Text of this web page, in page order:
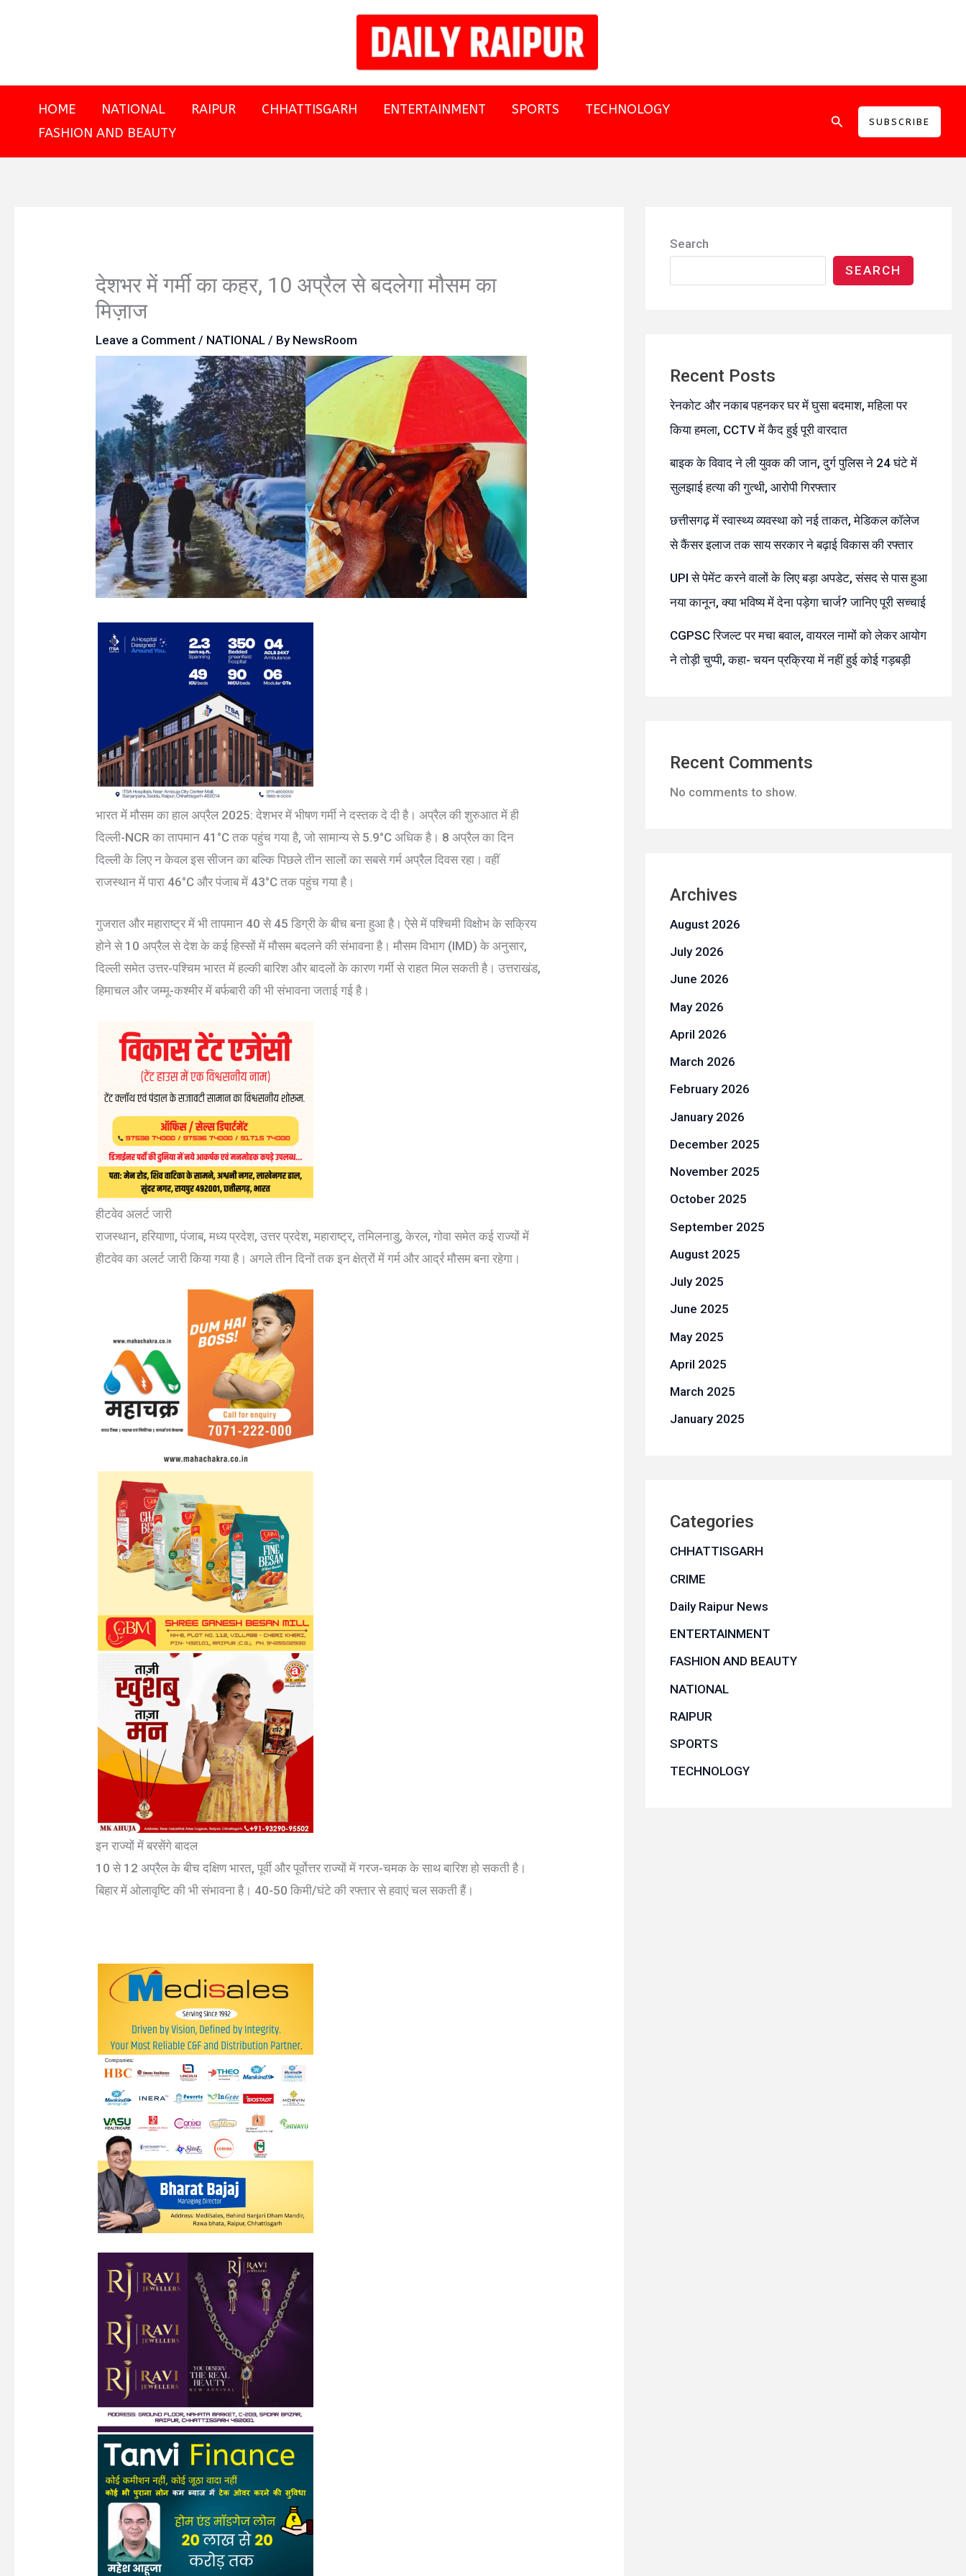
HOME NATIONAL RAIPUR CHHATTISGARH ENTERTAINMENT SPORTS
TECHNOLOGY
FASHION AND BEAUTY
SearchSUBSCRIBE
देशभर में गर्मी का कहर, 10 अप्रैल से बदलेगा मौसम का
मिज़ाज
Leave a Comment / NATIONAL / By NewsRoom
भारत में मौसम का हाल अप्रैल 2025: देशभर में भीषण गर्मी ने दस्तक दे दी है। अप्रैल की शुरुआत में ही
दिल्ली-NCR का तापमान 41°C तक पहुंच गया है, जो सामान्य से 5.9°C अधिक है। 8 अप्रैल का दिन
दिल्ली के लिए न केवल इस सीजन का बल्कि पिछले तीन सालों का सबसे गर्म अप्रैल दिवस रहा। वहीं
राजस्थान में पारा 46°C और पंजाब में 43°C तक पहुंच गया है।
गुजरात और महाराष्ट्र में भी तापमान 40 से 45 डिग्री के बीच बना हुआ है। ऐसे में पश्चिमी विक्षोभ के सक्रिय
होने से 10 अप्रैल से देश के कई हिस्सों में मौसम बदलने की संभावना है। मौसम विभाग (IMD) के अनुसार,
दिल्ली समेत उत्तर-पश्चिम भारत में हल्की बारिश और बादलों के कारण गर्मी से राहत मिल सकती है। उत्तराखंड,
हिमाचल और जम्मू-कश्मीर में बर्फबारी की भी संभावना जताई गई है।
हीटवेव अलर्ट जारी
राजस्थान, हरियाणा, पंजाब, मध्य प्रदेश, उत्तर प्रदेश, महाराष्ट्र, तमिलनाडु, केरल, गोवा समेत कई राज्यों में
हीटवेव का अलर्ट जारी किया गया है। अगले तीन दिनों तक इन क्षेत्रों में गर्म और आर्द्र मौसम बना रहेगा।
इन राज्यों में बरसेंगे बादल
10 से 12 अप्रैल के बीच दक्षिण भारत, पूर्वी और पूर्वोत्तर राज्यों में गरज-चमक के साथ बारिश हो सकती है।
बिहार में ओलावृष्टि की भी संभावना है। 40-50 किमी/घंटे की रफ्तार से हवाएं चल सकती हैं।
Search
SEARCH
Recent Posts
रेनकोट और नकाब पहनकर घर में घुसा बदमाश, महिला पर
किया हमला, CCTV में कैद हुई पूरी वारदात
बाइक के विवाद ने ली युवक की जान, दुर्ग पुलिस ने 24 घंटे में
सुलझाई हत्या की गुत्थी, आरोपी गिरफ्तार
छत्तीसगढ़ में स्वास्थ्य व्यवस्था को नई ताकत, मेडिकल कॉलेज
से कैंसर इलाज तक साय सरकार ने बढ़ाई विकास की रफ्तार
UPI से पेमेंट करने वालों के लिए बड़ा अपडेट, संसद से पास हुआ
नया कानून, क्या भविष्य में देना पड़ेगा चार्ज? जानिए पूरी सच्चाई
CGPSC रिजल्ट पर मचा बवाल, वायरल नामों को लेकर आयोग
ने तोड़ी चुप्पी, कहा- चयन प्रक्रिया में नहीं हुई कोई गड़बड़ी
Recent Comments
No comments to show.
Archives
August 2026
July 2026
June 2026
May 2026
April 2026
March 2026
February 2026
January 2026
December 2025
November 2025
October 2025
September 2025
August 2025
July 2025
June 2025
May 2025
April 2025
March 2025
January 2025
Categories
CHHATTISGARH
CRIME
Daily Raipur News
ENTERTAINMENT
FASHION AND BEAUTY
NATIONAL
RAIPUR
SPORTS
TECHNOLOGY